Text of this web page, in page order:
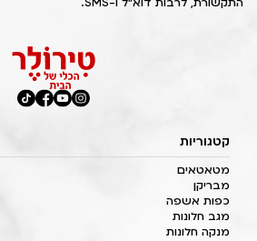
קטגוריות
מטאטאים
מבריקן
כפות אשפה
מגב חלונות
מנקה חלונות